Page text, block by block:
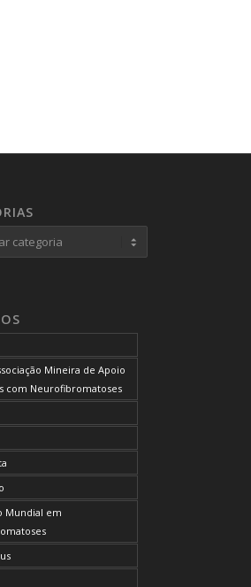
Mineira de Apoio
com Neurofibromatoses
Mundial em